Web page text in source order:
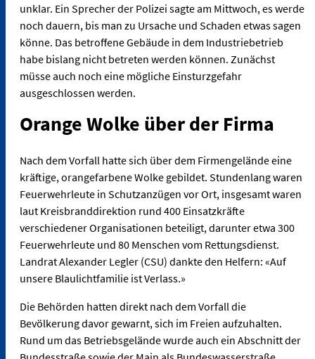
unklar. Ein Sprecher der Polizei sagte am Mittwoch, es werde
noch dauern, bis man zu Ursache und Schaden etwas sagen
könne. Das betroffene Gebäude in dem Industriebetrieb
habe bislang nicht betreten werden können. Zunächst
müsse auch noch eine mögliche Einsturzgefahr
ausgeschlossen werden.
Orange Wolke über der Firma
Nach dem Vorfall hatte sich über dem Firmengelände eine
kräftige, orangefarbene Wolke gebildet. Stundenlang waren
Feuerwehrleute in Schutzanzügen vor Ort, insgesamt waren
laut Kreisbranddirektion rund 400 Einsatzkräfte
verschiedener Organisationen beteiligt, darunter etwa 300
Feuerwehrleute und 80 Menschen vom Rettungsdienst.
Landrat Alexander Legler (CSU) dankte den Helfern: «Auf
unsere Blaulichtfamilie ist Verlass.»
Die Behörden hatten direkt nach dem Vorfall die
Bevölkerung davor gewarnt, sich im Freien aufzuhalten.
Rund um das Betriebsgelände wurde auch ein Abschnitt der